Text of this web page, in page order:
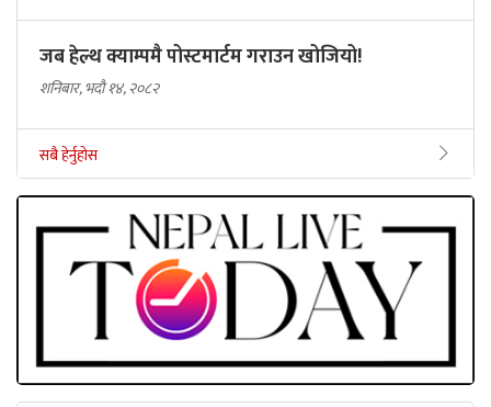
जब हेल्थ क्याम्पमै पोस्टमार्टम गराउन खोजियो!
शनिबार, भदौ १४, २०८२
सबै हेर्नुहोस